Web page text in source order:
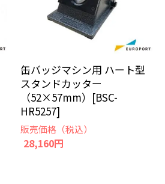
缶バッジマシン用 ハート型
スタンドカッター
（52×57mm）[BSC-
HR5257]
販売価格（税込）
28,160円